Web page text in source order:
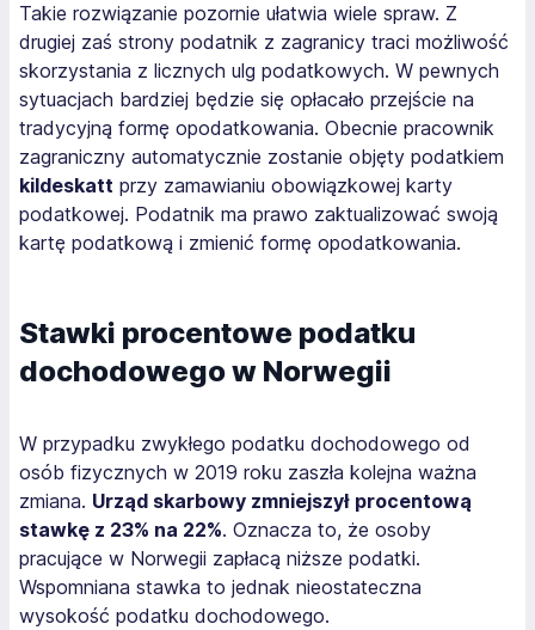
Takie rozwiązanie pozornie ułatwia wiele spraw. Z
drugiej zaś strony podatnik z zagranicy traci możliwość
skorzystania z licznych ulg podatkowych. W pewnych
sytuacjach bardziej będzie się opłacało przejście na
tradycyjną formę opodatkowania. Obecnie pracownik
zagraniczny automatycznie zostanie objęty podatkiem
kildeskatt przy zamawianiu obowiązkowej karty
podatkowej. Podatnik ma prawo zaktualizować swoją
kartę podatkową i zmienić formę opodatkowania.
Stawki procentowe podatku
dochodowego w Norwegii
W przypadku zwykłego podatku dochodowego od
osób fizycznych w 2019 roku zaszła kolejna ważna
zmiana. Urząd skarbowy zmniejszył procentową
stawkę z 23% na 22%. Oznacza to, że osoby
pracujące w Norwegii zapłacą niższe podatki.
Wspomniana stawka to jednak nieostateczna
wysokość podatku dochodowego.